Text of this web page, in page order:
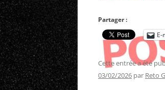
Partager :
E-
Cette entrée a été
03/02/2026 par Reto